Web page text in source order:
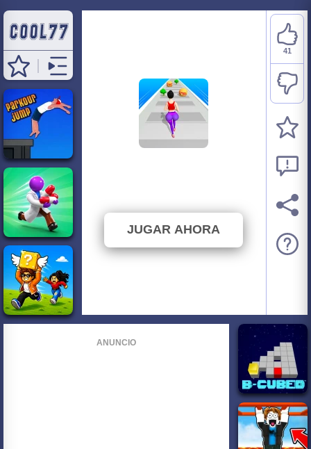
JUGAR AHORA
41
ANUNCIO